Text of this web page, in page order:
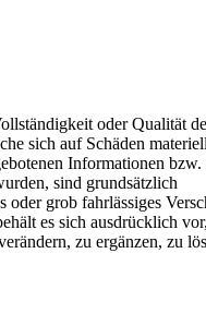
oder Qualität
sich auf Schäden
Informationen bzw.
sind grundsätzlich
oder grob fahrlässiges
es sich ausdrücklich
zu ergänzen, zu